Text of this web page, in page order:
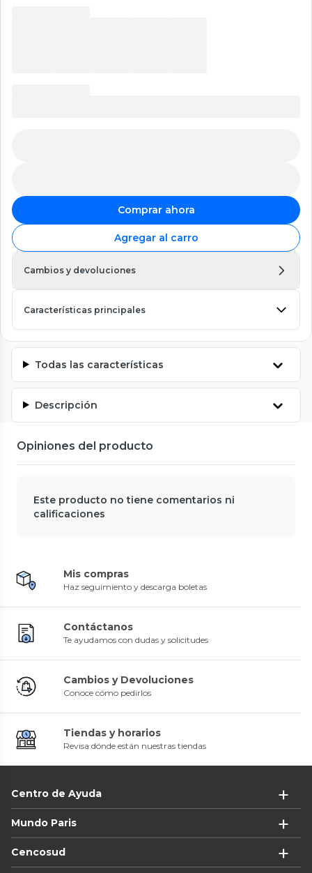
Comprar ahora
Agregar al carro
Cambios y devoluciones
Características principales
Todas las características
Descripción
Opiniones del producto
Este producto no tiene comentarios ni
calificaciones
Mis compras
Haz seguimiento y descarga boletas
Contáctanos
Te ayudamos con dudas y solicitudes
Cambios y Devoluciones
Conoce cómo pedirlos
Tiendas y horarios
Revisa dónde están nuestras tiendas
Centro de Ayuda
Mundo Paris
Cencosud